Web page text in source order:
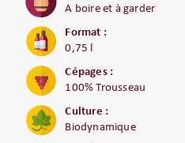
A boire et à garder
Format :
0,75 l
Cépages :
100% Trousseau
Culture :
Biodynamique